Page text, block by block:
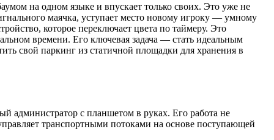
на одном языке и впускает только своих. Это уже не
маячка, уступает место новому игроку — умному
которое переключает цвета по таймеру. Это
времени. Его ключевая задача — стать идеальным
свой паркинг из статичной площадки для хранения в
администратор с планшетом в руках. Его работа не
транспортными потоками на основе поступающей